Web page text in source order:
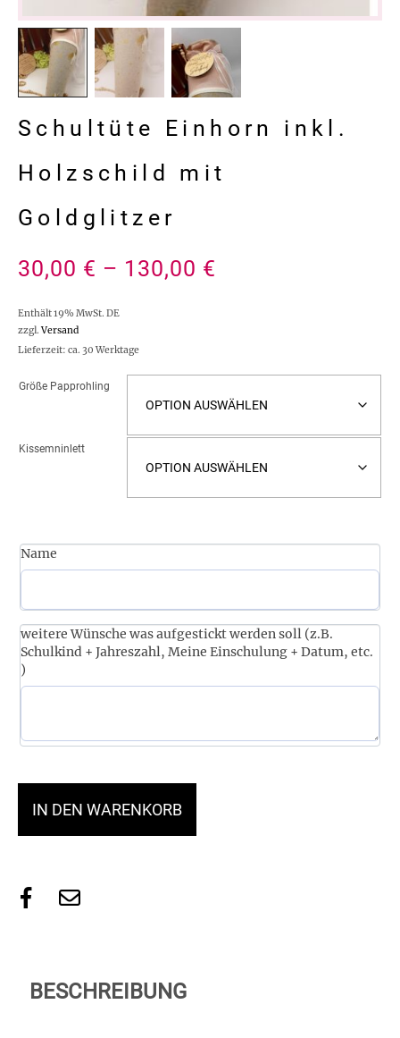
Schultüte Einhorn inkl.
Holzschild mit
Goldglitzer
30,00 € – 130,00 €
Enthält 19% MwSt. DE
zzgl.Versand
Lieferzeit: ca. 30 Werktage
Größe Papprohling
Kissemninlett
Name
weitere Wünsche was aufgestickt werden soll (z.B.
Schulkind + Jahreszahl, Meine Einschulung + Datum, etc.
)
IN DEN WARENKORB
BESCHREIBUNG